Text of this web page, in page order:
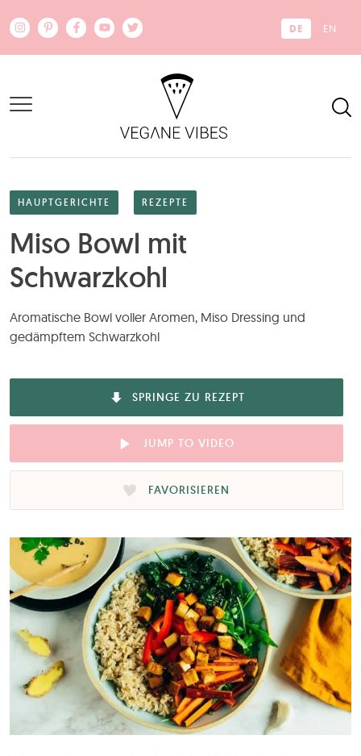
DE EN
HAUPTGERICHTE REZEPTE
Miso Bowl mit
Schwarzkohl
Aromatische Bowl voller Aromen, Miso Dressing und
gedämpftem Schwarzkohl
SPRINGE ZU REZEPT
JUMP TO VIDEO
FAVORISIEREN